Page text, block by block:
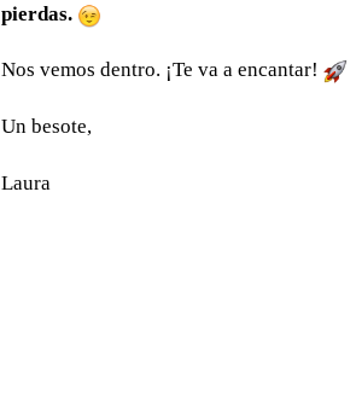
pierdas.
Nos vemos dentro. ¡Te va a encantar!
Un besote,
Laura